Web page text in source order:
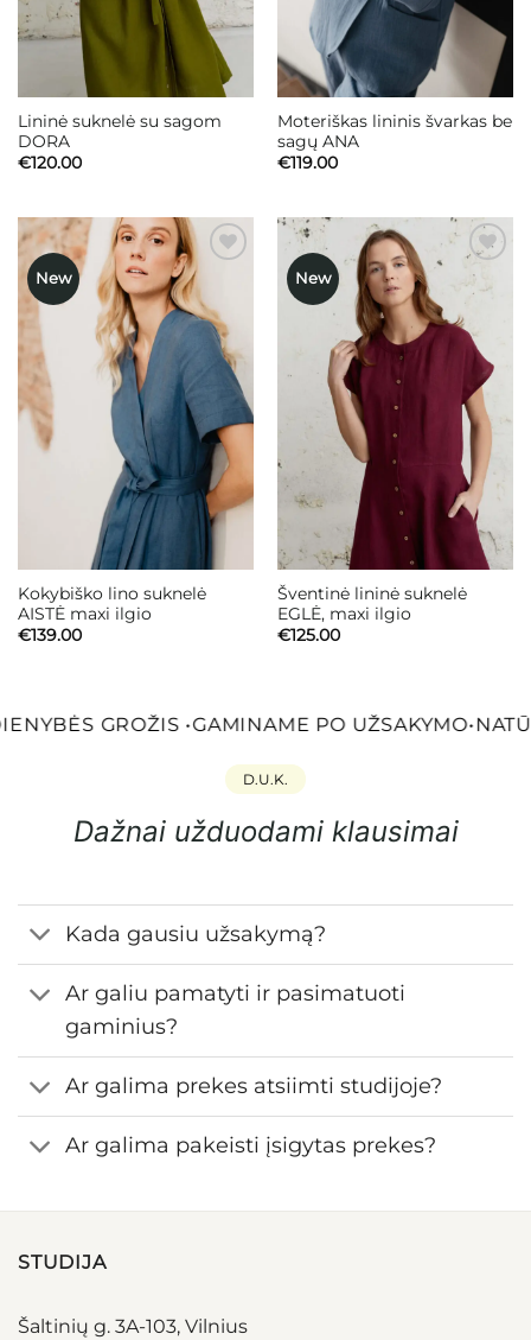
Lininė suknelė su sagom
DORA
€120.00
Moteriškas lininis švarkas be
sagų ANA
€119.00
New
Mėgstamiausias
Kokybiško lino suknelė
AISTĖ maxi ilgio
€139.00
New
Mėgstamiausias
Šventinė lininė suknelė
EGLĖ, maxi ilgio
€125.00
GROŽIS• GAMINAME PO UŽSAKYMO•
D.U.K.
Dažnai užduodami klausimai
Kada gausiu užsakymą?
Ar galiu pamatyti ir pasimatuoti
gaminius?
Ar galima prekes atsiimti studijoje?
Ar galima pakeisti įsigytas prekes?
STUDIJA
Šaltinių g. 3A-103, Vilnius